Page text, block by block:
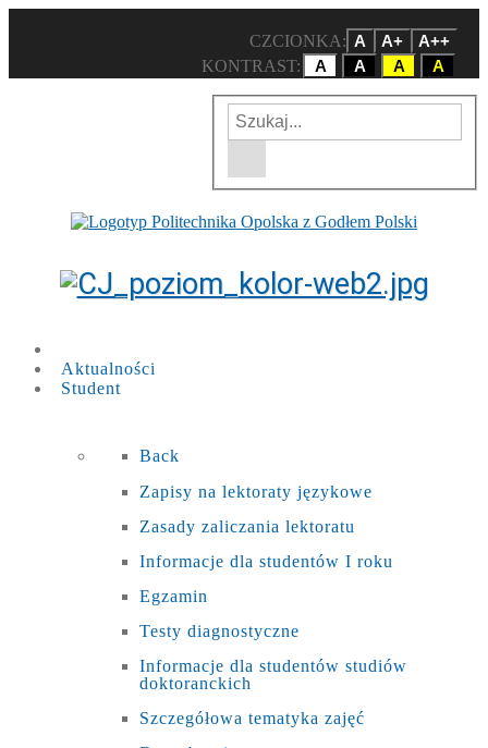
CZCIONKA: A A+
A++
KONTRAST:
A A A A
Wyszukiwarka w witrynie
Wpisz szukaną frazę
Aktualności
Student
Back
Zapisy na lektoraty językowe
Zasady zaliczania lektoratu
Informacje dla studentów I roku
Egzamin
Testy diagnostyczne
Informacje dla studentów studiów
doktoranckich
Szczegółowa tematyka zajęć